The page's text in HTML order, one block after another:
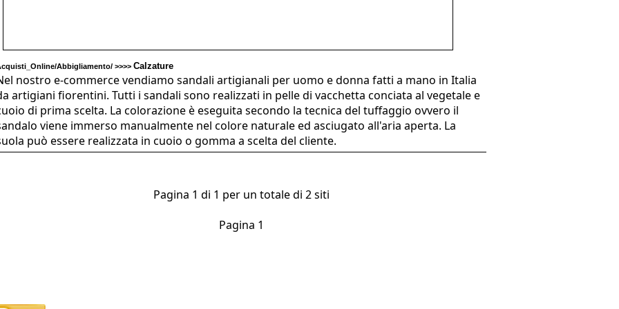
Abbigliamento/ >>>> Calzature
nostro e-commerce vendiamo sandali artigianali per uomo e donna fatti a mano in Italia
artigiani fiorentini. Tutti i sandali sono realizzati in pelle di vacchetta conciata al vegetale e
di prima scelta. La colorazione è eseguita secondo la tecnica del tuffaggio ovvero il
viene immerso manualmente nel colore naturale ed asciugato all'aria aperta. La
può essere realizzata in cuoio o gomma a scelta del cliente.
Pagina 1 di 1 per un totale di 2 siti
Pagina 1